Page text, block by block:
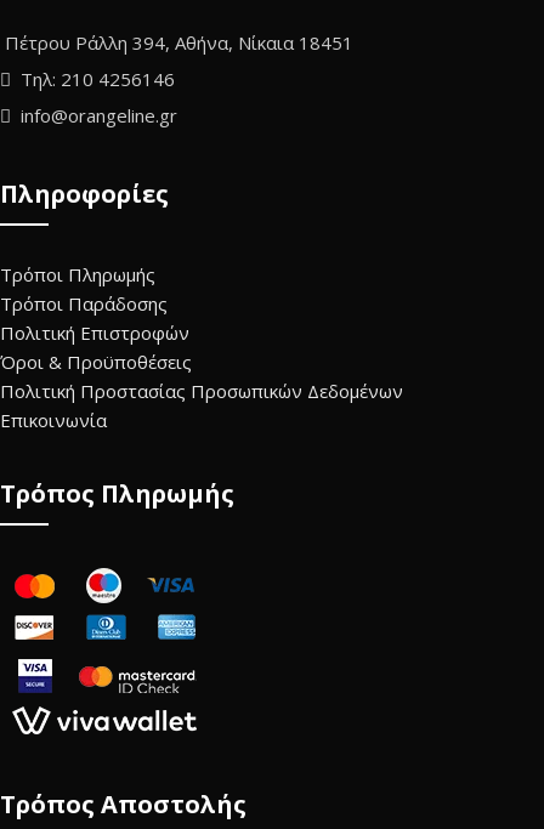
Πέτρου Ράλλη 394, Αθήνα, Νίκαια 18451
Τηλ: 210 4256146
info@orangeline.gr
Πληροφορίες
Τρόποι Πληρωμής
Τρόποι Παράδοσης
Πολιτική Επιστροφών
Όροι & Προϋποθέσεις
Πολιτική Προστασίας Προσωπικών Δεδομένων
Επικοινωνία
Τρόπος Πληρωμής
Τρόπος Αποστολής